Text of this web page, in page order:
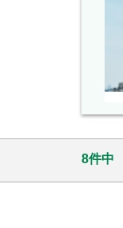
8件中